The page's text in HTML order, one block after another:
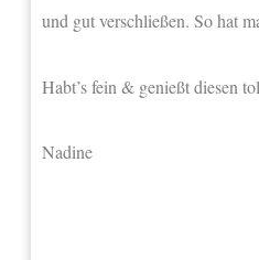
und gut verschließen. So hat
Habt’s fein & genießt diesen
Nadine